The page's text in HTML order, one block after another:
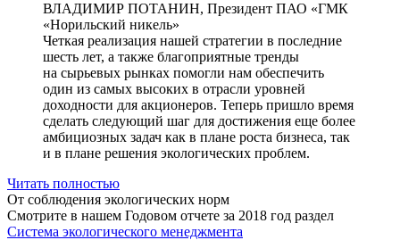
ВЛАДИМИР ПОТАНИН, Президент ПАО «ГМК
«Норильский никель»
Четкая реализация нашей стратегии в последние
шесть лет, а также благоприятные тренды
на сырьевых рынках помогли нам обеспечить
один из самых высоких в отрасли уровней
доходности для акционеров. Теперь пришло время
сделать следующий шаг для достижения еще более
амбициозных задач как в плане роста бизнеса, так
и в плане решения экологических проблем.
Читать полностью
От соблюдения экологических норм
Смотрите в нашем Годовом отчете за 2018 год раздел
Система экологического менеджмента